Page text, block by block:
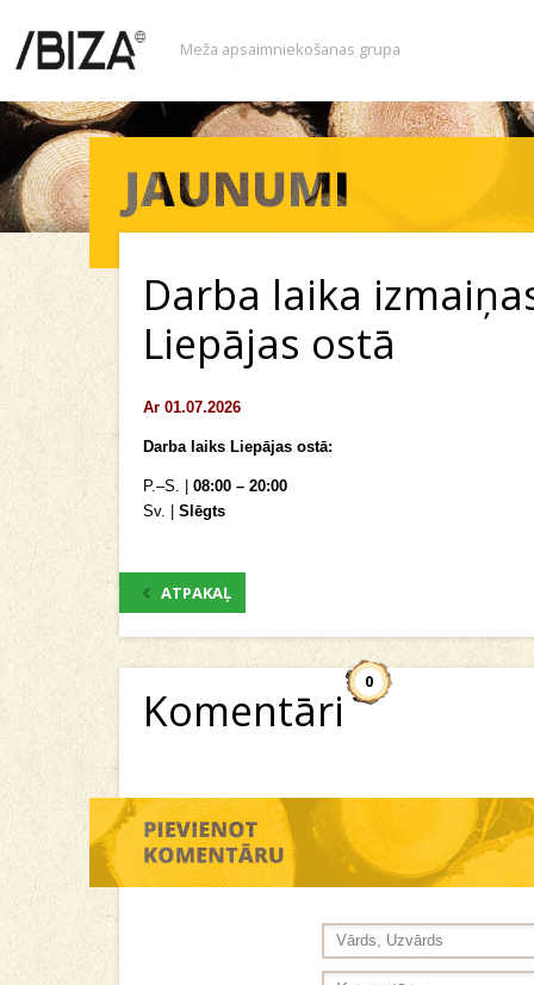
Meža apsaimniekošanas grupa
Darba laika
Liepājas ostā
Ar 01.07.2026
Darba laiks Liepājas ostā:
P.–S. | 08:00 – 20:00
Sv. | Slēgts
ATPAKAĻ
Komentāri
0